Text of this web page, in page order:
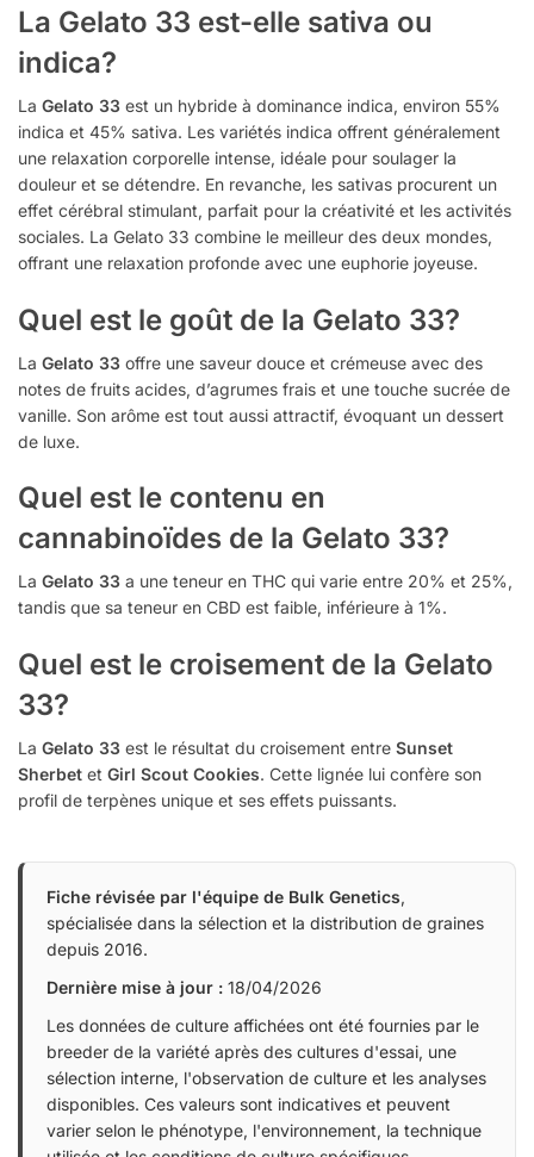
La Gelato 33 est-elle sativa ou
indica?
La Gelato 33 est un hybride à dominance indica, environ 55%
indica et 45% sativa. Les variétés indica offrent généralement
une relaxation corporelle intense, idéale pour soulager la
douleur et se détendre. En revanche, les sativas procurent un
effet cérébral stimulant, parfait pour la créativité et les activités
sociales. La Gelato 33 combine le meilleur des deux mondes,
offrant une relaxation profonde avec une euphorie joyeuse.
Quel est le goût de la Gelato 33?
La Gelato 33 offre une saveur douce et crémeuse avec des
notes de fruits acides, d’agrumes frais et une touche sucrée de
vanille. Son arôme est tout aussi attractif, évoquant un dessert
de luxe.
Quel est le contenu en
cannabinoïdes de la Gelato 33?
La Gelato 33 a une teneur en THC qui varie entre 20% et 25%,
tandis que sa teneur en CBD est faible, inférieure à 1%.
Quel est le croisement de la Gelato
33?
La Gelato 33 est le résultat du croisement entre Sunset
Sherbet et Girl Scout Cookies. Cette lignée lui confère son
profil de terpènes unique et ses effets puissants.
Fiche révisée par l'équipe de Bulk Genetics,
spécialisée dans la sélection et la distribution de graines
depuis 2016.
Dernière mise à jour : 18/04/2026
Les données de culture affichées ont été fournies par le
breeder de la variété après des cultures d'essai, une
sélection interne, l'observation de culture et les analyses
disponibles. Ces valeurs sont indicatives et peuvent
varier selon le phénotype, l'environnement, la technique